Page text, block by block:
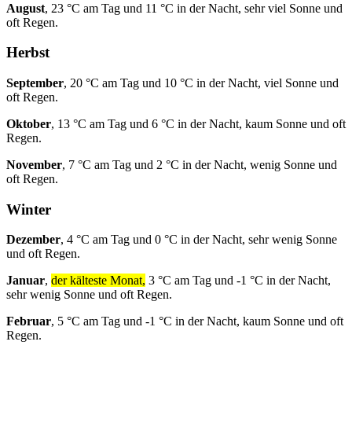
August, 23 °C am Tag und 11 °C in der Nacht, sehr viel Sonne und
oft Regen.
Herbst
September, 20 °C am Tag und 10 °C in der Nacht, viel Sonne und
oft Regen.
Oktober, 13 °C am Tag und 6 °C in der Nacht, kaum Sonne und oft
Regen.
November, 7 °C am Tag und 2 °C in der Nacht, wenig Sonne und
oft Regen.
Winter
Dezember, 4 °C am Tag und 0 °C in der Nacht, sehr wenig Sonne
und oft Regen.
Januar, der kälteste Monat, 3 °C am Tag und -1 °C in der Nacht,
sehr wenig Sonne und oft Regen.
Februar, 5 °C am Tag und -1 °C in der Nacht, kaum Sonne und oft
Regen.